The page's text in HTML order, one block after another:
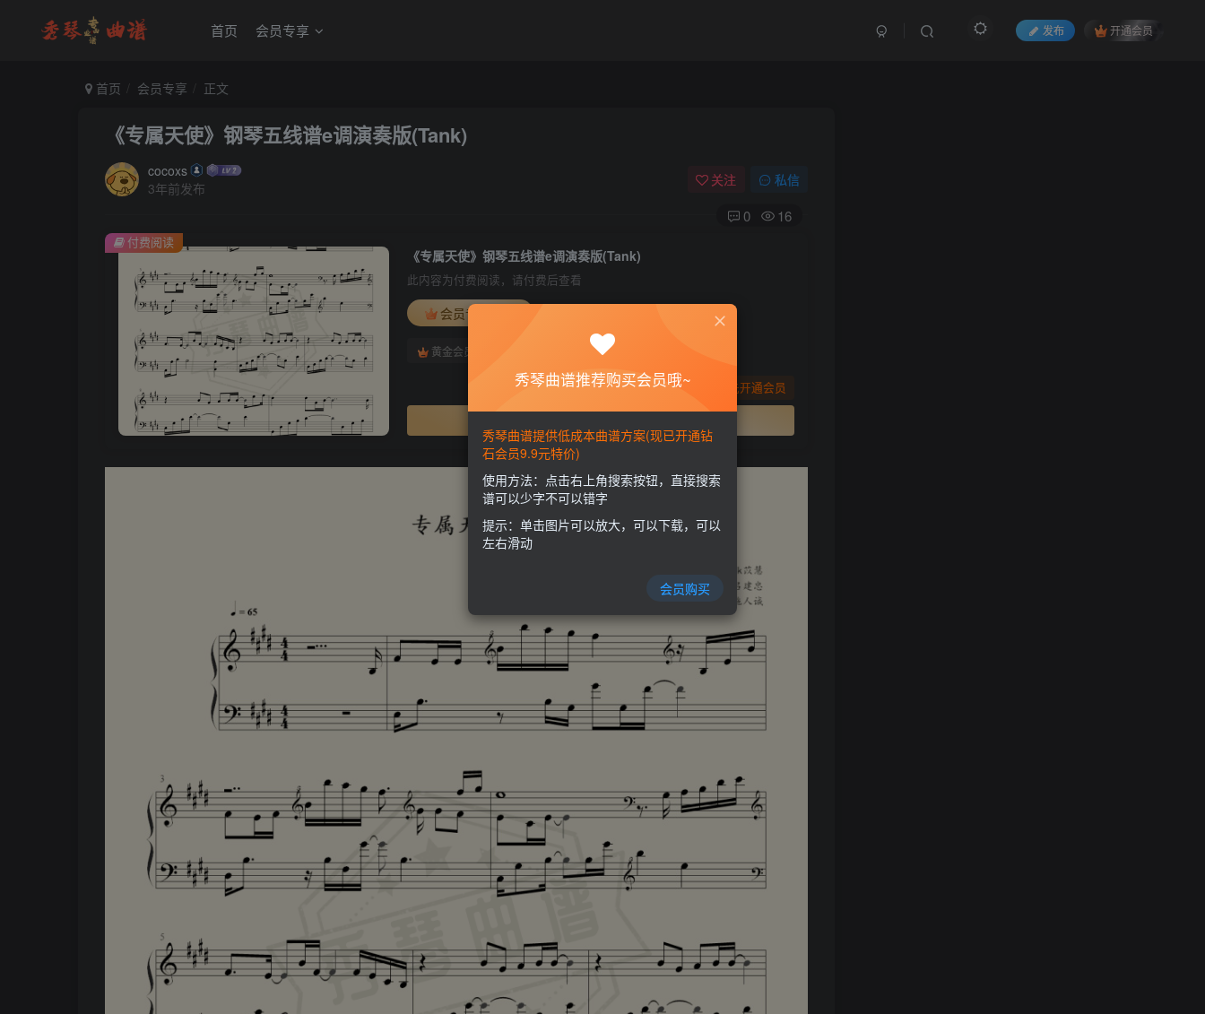
首页 会员专享 发布 开通会员
首页 会员专享 正文
《专属天使》钢琴五线谱e调演奏版(Tank)
cocoxs
3年前发布
关注 私信
0 16
《专属天使》钢琴五线谱e调演奏版(Tank)
此内容为付费阅读，请付费后查看
会员专属资源
黄金会员 免费
您暂无购买权限，请先开通会员
付费阅读
秀琴曲谱推荐购买会员哦~
秀琴曲谱提供低成本曲谱方案(现已开通钻
石会员9.9元特价)
使用方法：点击右上角搜索按钮，直接搜索
谱可以少字不可以错字
提示：单击图片可以放大，可以下载，可以
左右滑动
会员购买